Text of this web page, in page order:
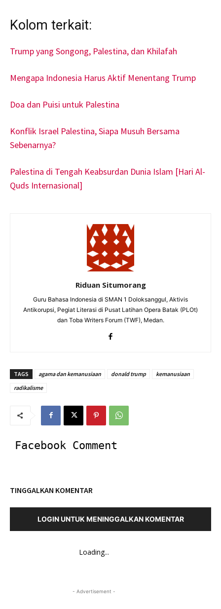
Kolom terkait:
Trump yang Songong, Palestina, dan Khilafah
Mengapa Indonesia Harus Aktif Menentang Trump
Doa dan Puisi untuk Palestina
Konflik Israel Palestina, Siapa Musuh Bersama
Sebenarnya?
Palestina di Tengah Keabsurdan Dunia Islam [Hari Al-
Quds Internasional]
Riduan Situmorang
Guru Bahasa Indonesia di SMAN 1 Doloksanggul, Aktivis
Antikorupsi, Pegiat Literasi di Pusat Latihan Opera Batak (PLOt)
dan Toba Writers Forum (TWF), Medan.
TAGS agama dan kemanusiaan donald trump
kemanusiaan
radikalisme
Facebook Comment
TINGGALKAN KOMENTAR
LOGIN UNTUK MENINGGALKAN KOMENTAR
Loading...
- Advertisement -